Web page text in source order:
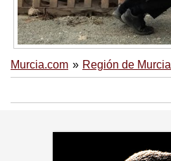
Murcia.com Región de Murcia